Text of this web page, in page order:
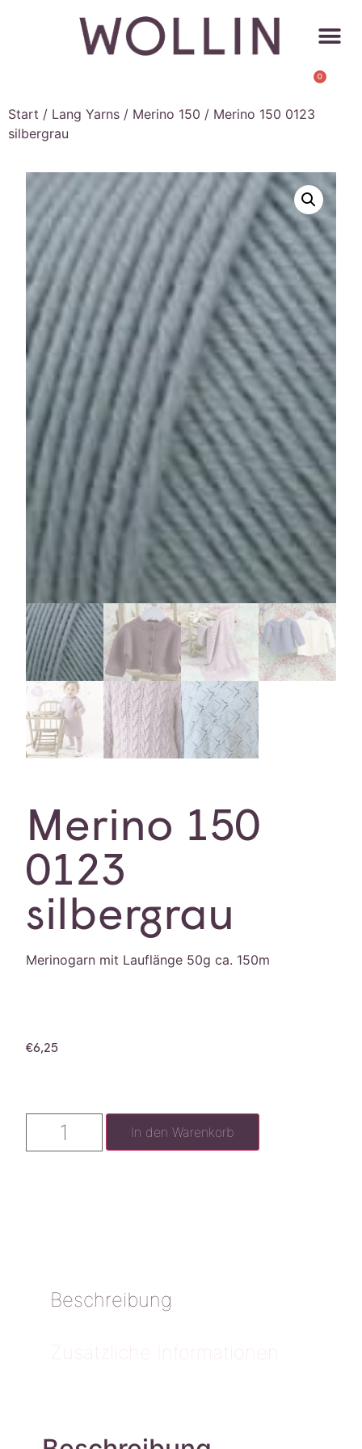
0
Start / Lang Yarns / Merino 150 / Merino 150 0123
silbergrau
Merino 150
0123
silbergrau
Merinogarn mit Lauflänge 50g ca. 150m
€6,25
In den Warenkorb
Beschreibung
Zusätzliche Informationen